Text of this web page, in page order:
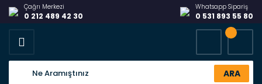
Çağrı Merkezi
0 212 489 42 30
Whatsapp Sipariş
0 531 893 55 80
ARA